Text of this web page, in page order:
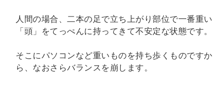
人間の場合、二本の足で立ち上がり部位で一番重い
「頭」をてっぺんに持ってきて不安定な状態です。
そこにパソコンなど重いものを持ち歩くものですか
ら、なおさらバランスを崩します。